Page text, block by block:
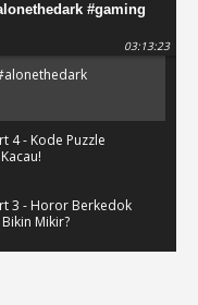
#gaming
03:13:23
4 - Kode Puzzle
3 - Horor Berkedok
Mikir?